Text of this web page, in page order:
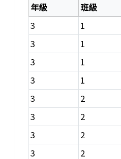
年級 班級
3
1
3
1
3
1
3
1
3
2
3
2
3
2
3
2